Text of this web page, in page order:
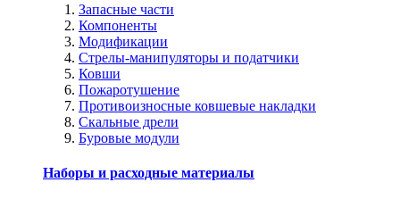
Запасные части
Компоненты
Модификации
Стрелы-манипуляторы и податчики
Ковши
Пожаротушение
Противоизносные ковшевые накладки
Скальные дрели
Буровые модули
Наборы и расходные материалы